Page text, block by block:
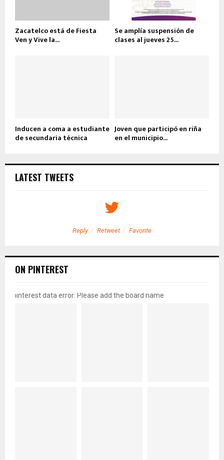
Zacatelco está de Fiesta
Ven y Vive la...
Se amplía suspensión de
clases al jueves 25...
Inducen a coma a estudiante
de secundaria técnica
Joven que participó en riña
en el municipio...
LATEST TWEETS
Reply Retweet Favorite
ON PINTEREST
pinterest data error: Please add the board name